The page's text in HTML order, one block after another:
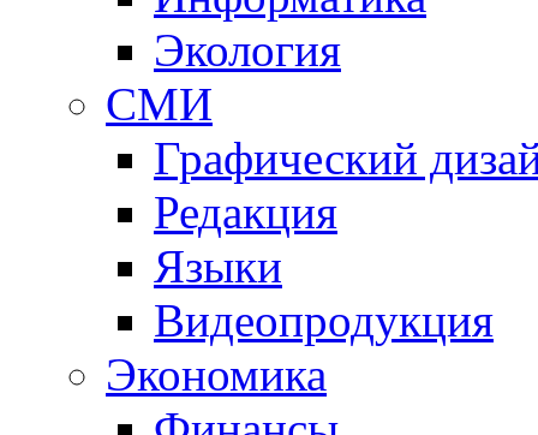
Экология
СМИ
Графический
Редакция
Языки
Видеопродукция
Экономика